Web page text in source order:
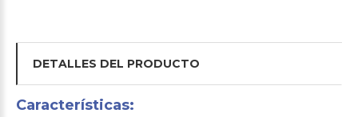
DETALLES DEL PRODUCTO
Características: